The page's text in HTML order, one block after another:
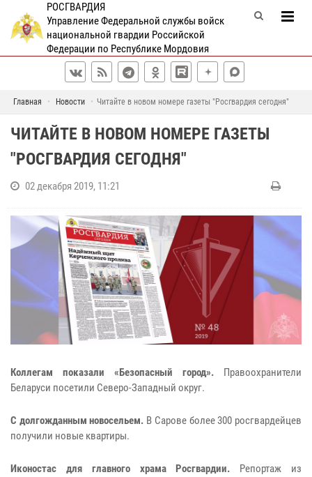
РОСГВАРДИЯ
Управление Федеральной службы войск
национальной гвардии Российской
Федерации по Республике Мордовия
Главная Новости Читайте в новом номере газеты "Росгвардия сегодня"
ЧИТАЙТЕ В НОВОМ НОМЕРЕ ГАЗЕТЫ
"РОСГВАРДИЯ СЕГОДНЯ"
02 декабря 2019, 11:21
Коллегам показали «Безопасный город».
Правоохранители
Беларуси посетили Северо-Западный округ.
С долгожданным новосельем. В Сарове более 300 росгвардейцев
получили новые квартиры.
Иконостас для главного храма Росгвардии.
Репортаж из